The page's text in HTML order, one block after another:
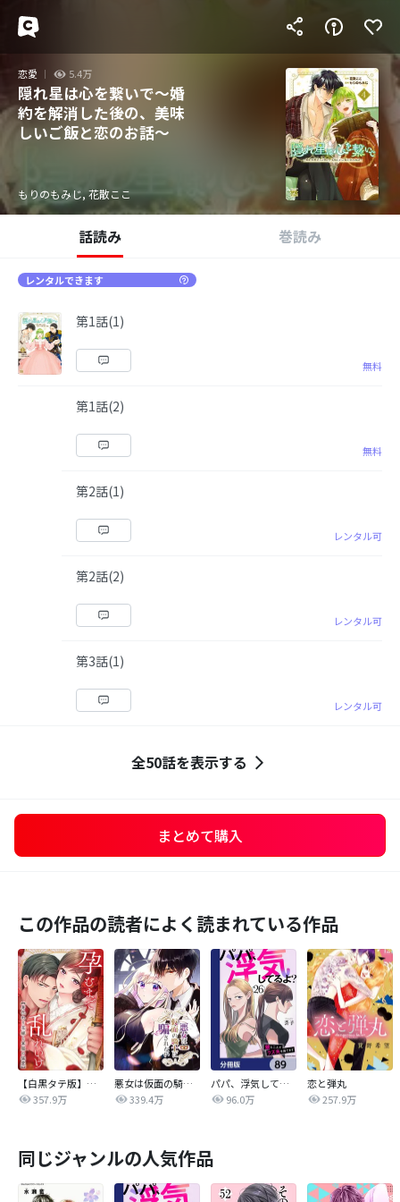
恋愛 5.4万
隠れ星は心を繋いで～婚
約を解消した後の、美味
しいご飯と恋のお話～
もりのもみじ, 花散ここ
話読み 巻読み
レンタルできます
第1話(1)
無料
第1話(2)
無料
第2話(1)
レンタル可
第2話(2)
レンタル可
第3話(1)
レンタル可
全50話を表示する
まとめて購入
この作品の読者によく読まれている作品
【白黒タテ版】孕むまで乱れいけ～身代わり花嫁と軍服の猛愛
357.9万
悪女は仮面の騎士に騙されない
339.4万
パパ、浮気してるよ？娘と二人でクズ夫を捨てます【分冊版】
96.0万
恋と弾丸
257.9万
同じジャンルの人気作品